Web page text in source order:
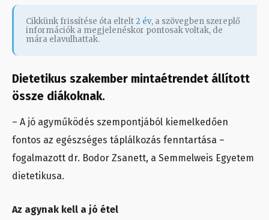
Cikkünk frissítése óta eltelt2 év, a szövegben szereplő
információk a megjelenéskor pontosak voltak, de
mára elavulhattak.
Dietetikus szakember mintaétrendet állított
össze diákoknak.
– A jó agyműködés szempontjából kiemelkedően
fontos az egészséges táplálkozás fenntartása –
fogalmazott dr. Bodor Zsanett, a Semmelweis Egyetem
dietetikusa.
Az agynak kell a jó étel